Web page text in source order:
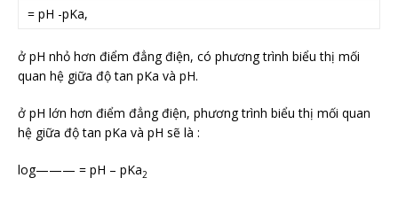
= pH -pKa,
ở pH nhỏ hơn điểm đẳng điện, có phương trình biểu thị mối
quan hệ giữa độ tan pKa và pH.
ở pH lớn hơn điểm đẳng điện, phương trình biểu thị mối quan
hệ giữa độ tan pKa và pH sẽ là :
log——— = pH – pKa2